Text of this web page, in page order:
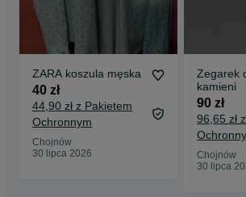
ZARA koszula męska
40 zł
44,90 zł z Pakietem
Ochronnym
Chojnów
30 lipca 2026
Zegarek
kamieni
90 zł
96,65 zł
Chojnów
30 lipca